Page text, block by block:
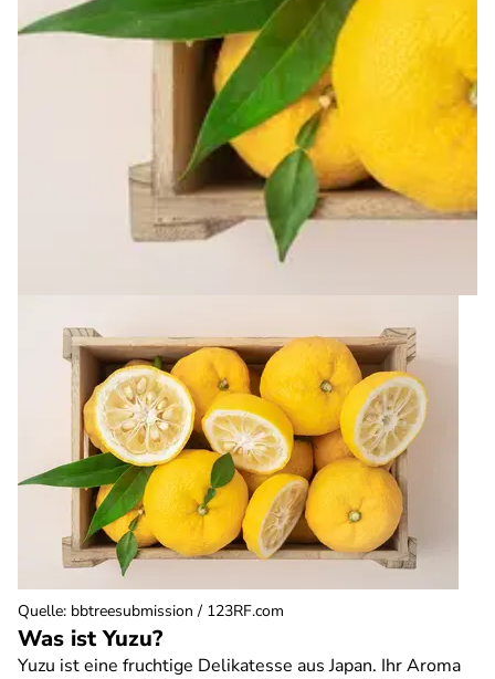
Was ist Yuzu?
Yuzu ist eine fruchtige Delikatesse aus Japan. Ihr Aroma
Quelle: bbtreesubmission / 123RF.com